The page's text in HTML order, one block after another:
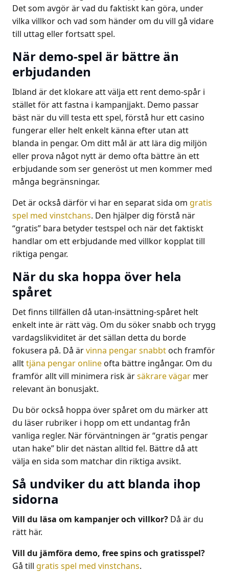
Det som avgör är vad du faktiskt kan göra, under
vilka villkor och vad som händer om du vill gå vidare
till uttag eller fortsatt spel.
När demo-spel är bättre än
erbjudanden
Ibland är det klokare att välja ett rent demo-spår i
stället för att fastna i kampanjjakt. Demo passar
bäst när du vill testa ett spel, förstå hur ett casino
fungerar eller helt enkelt känna efter utan att
blanda in pengar. Om ditt mål är att lära dig miljön
eller prova något nytt är demo ofta bättre än ett
erbjudande som ser generöst ut men kommer med
många begränsningar.
Det är också därför vi har en separat sida om gratis
spel med vinstchans. Den hjälper dig förstå när
“gratis” bara betyder testspel och när det faktiskt
handlar om ett erbjudande med villkor kopplat till
riktiga pengar.
När du ska hoppa över hela
spåret
Det finns tillfällen då utan-insättning-spåret helt
enkelt inte är rätt väg. Om du söker snabb och trygg
vardagslikviditet är det sällan detta du borde
fokusera på. Då ärvinna pengar snabbtoch framför
allttjäna pengar onlineofta bättre ingångar. Om du
framför allt vill minimera risk ärsäkrare vägar mer
relevant än bonusjakt.
Du bör också hoppa över spåret om du märker att
du läser rubriker i hopp om ett undantag från
vanliga regler. När förväntningen är “gratis pengar
utan hake” blir det nästan alltid fel. Bättre då att
välja en sida som matchar din riktiga avsikt.
Så undviker du att blanda ihop
sidorna
Vill du läsa om kampanjer och villkor? Då är du
rätt här.
Vill du jämföra demo, free spins och gratisspel?
Gå till gratis spel med vinstchans.